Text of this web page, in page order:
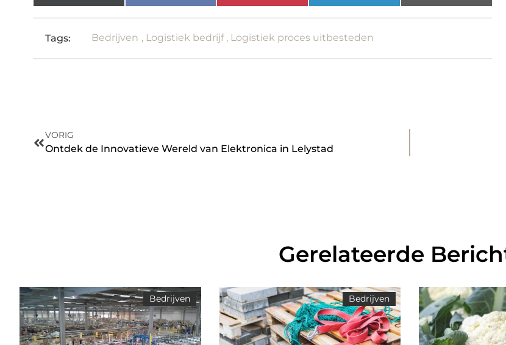
Tags: Bedrijven , Logistiek bedrijf, Logistiek proces uitbesteden
VORIG
Ontdek de Innovatieve Wereld van Elektronica in Lelystad
Gerelateerde
Bedrijven Bedrijven